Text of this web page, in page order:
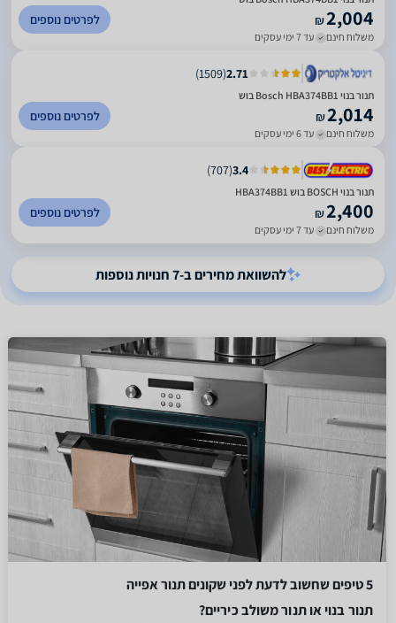
₪2,004
משלוח חינם עד 7 ימי עסקים
לפרטים נוספים
2.71
(
1509
)
‏תנור בנוי Bosch HBA374BB1 בוש
₪2,014
משלוח חינם עד 6 ימי עסקים
לפרטים נוספים
3.4
(
707
)
תנור בנוי BOSCH בוש HBA374BB1
₪2,400
משלוח חינם עד 7 ימי עסקים
לפרטים נוספים
להשוואת מחירים ב-7 חנויות נוספות
5 טיפים שחשוב לדעת לפני שקונים תנור אפייה
תנור בנוי או תנור משולב כיריים?